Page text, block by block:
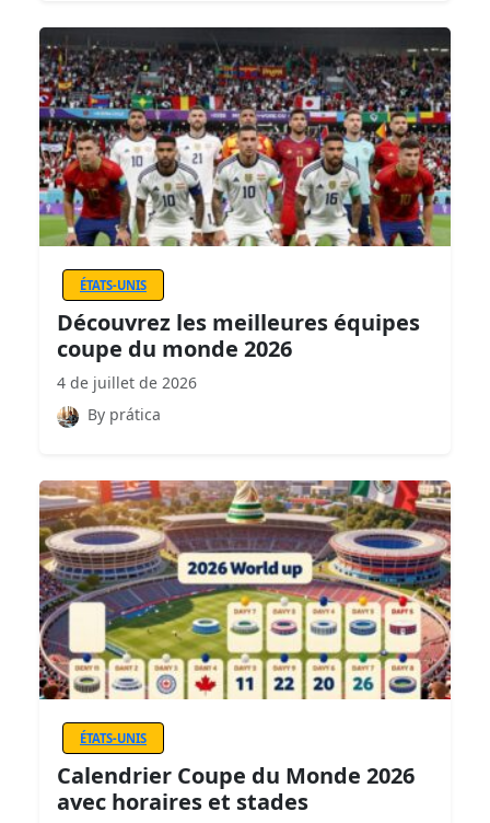
ÉTATS-UNIS
Découvrez les meilleures équipes
coupe du monde 2026
4 de juillet de 2026
By prática
ÉTATS-UNIS
Calendrier Coupe du Monde 2026
avec horaires et stades